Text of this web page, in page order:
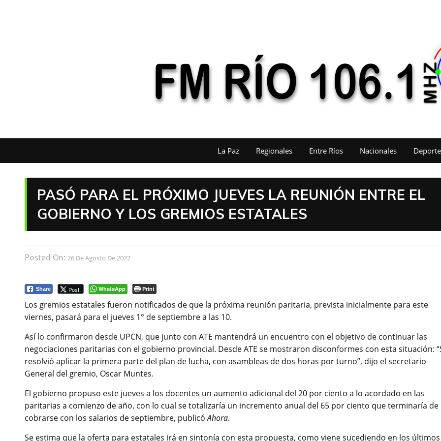
La Paz Regionales Entre Ríos Nacionales
PASÓ PARA EL PRÓXIMO JUEVES LA REUNIÓN ENTRE EL
GOBIERNO Y LOS GREMIOS ESTATALES
Posted On: 26 De Agosto De 2022
Share Post WhatsApp Print
Los gremios estatales fueron notificados de que la próxima reunión paritaria, prevista inicialmente para este
viernes, pasará para el jueves 1° de septiembre a las 10.
Así lo confirmaron desde UPCN, que junto con ATE mantendrá un encuentro con el objetivo de continuar las
negociaciones paritarias con el gobierno provincial. Desde ATE se mostraron disconformes con esta situación:
resolvió aplicar la primera parte del plan de lucha, con asambleas de dos horas por turno”, dijo el secretario
General del gremio, Oscar Muntes.
El gobierno propuso este jueves a los docentes un aumento adicional del 20 por ciento a lo acordado en las
paritarias a comienzo de año, con lo cual se totalizaría un incremento anual del 65 por ciento que terminaría de
cobrarse con los salarios de septiembre, publicóAhora.
Se estima que la oferta para estatales irá en sintonía con esta propuesta, como viene sucediendo en los últimos